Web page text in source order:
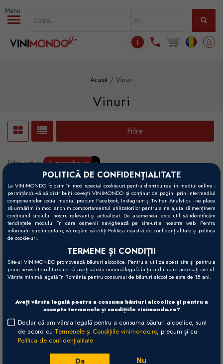
POLITICĂ DE CONFIDENȚIALITATE
La VINIMONDO folosim în mod special cookie-uri pentru distribuirea în mediul online -
permițându-vă să distribuiți povești VINIMONDO și conținut de pagini prin intermediul
componentelor social media, precum Facebook, Instagram și Twitter. Analytics - ne place
să urmărim în mod anonim comportamentul utilizatorilor pentru a ne ajuta să menținem
conținutul site-ului nostru relevant și actualizat. De asemenea, este util să identificăm
tendințele modului în care oamenii navighează pe site-urile noastre web. Pentru
informații suplimentare, vă rugăm să citiți Politica noastră de confidențialitate și politica
de cookie-uri.
TERMENE ȘI CONDIȚII
Site-ul VINIMONDO promovează băuturi alcoolice. Pentru a utiliza acest site și pentru a
primi newsletterul trebuie să aveți vârsta minimă legală în țara din care accesați site-ul.
Vârsta minimă legală în România pentru consumul de băuturi alcoolice este de 18 ani.
Aveți vârsta legală pentru a consuma băuturi alcoolice și pentru a
accepta termenele și condițiile vinimondo.ro?
Declar că am vârsta legală pentru a consuma băuturi alcoolice, sunt
de acord cu Termenele și Condițiile vinimondo.ro, precum și cu
Politica de confidențialitate
Da Nu
Mergi la conţinutul principal
ℹ
Acasă Vinuri
Vinuri
Filtre
Filtre active: Summerhouse x
*Poza este doar cu titlu informativ. Anul de recoltă este cel specificat în
numele vinului și în comanda finală.